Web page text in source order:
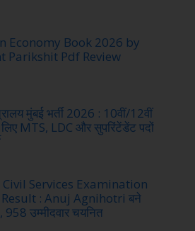
Economy Book 2026 by
Parikshit Pdf Review
मुंबई भर्ती 2026 : 10वीं/12वीं
MTS, LDC और सुपरिंटेंडेंट पदों
Civil Services Examination
: Anuj Agnihotri बने
उम्मीदवार चयनित